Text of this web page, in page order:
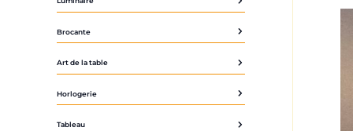
Brocante
Art de la table
Horlogerie
Tableau